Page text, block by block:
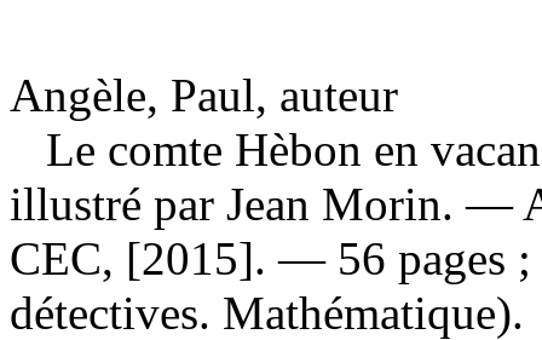
Angèle, Paul, auteur
Le comte Hèbon en
illustré par Jean Morin. —
CEC, [2015]. — 56 pages
détectives. Mathématique).